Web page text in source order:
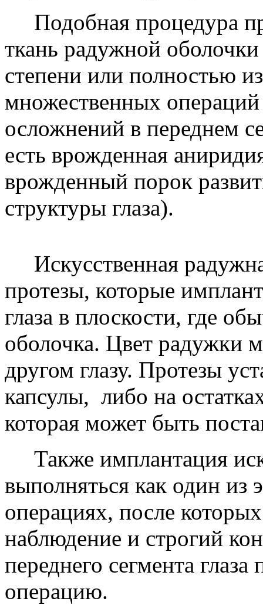
Подобная процедура
ткань радужной оболочки
степени или полностью
множественных
осложнений в переднем
есть врожденная
врожденный порок
структуры глаза).
Искусственная
протезы, которые
глаза в плоскости, где
оболочка. Цвет радужки
другом глазу. Протезы
капсулы, либо на
которая может быть
Также имплантация
выполняться как один из
операциях, после
наблюдение и строгий
переднего сегмента
операцию.